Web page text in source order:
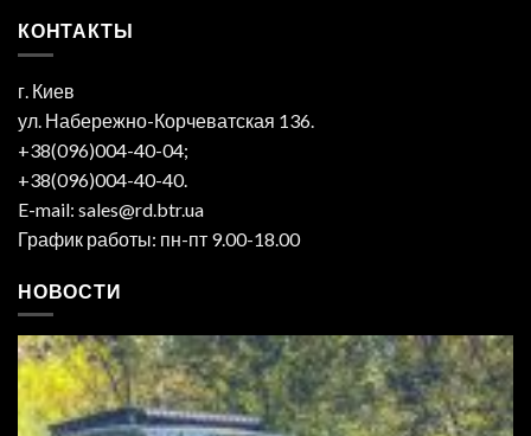
КОНТАКТЫ
г. Киев
ул. Набережно-Корчеватская 136.
+38(096)004-40-04;
+38(096)004-40-40.
E-mail: sales@rd.btr.ua
График работы: пн-пт 9.00-18.00
НОВОСТИ